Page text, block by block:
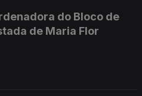
do Bloco de
de Maria Flor